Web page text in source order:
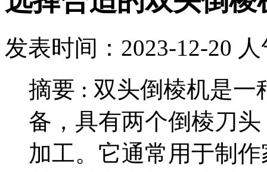
发表时间：2023-12-20
摘要 : 双头倒棱机是一
备，具有两个倒棱刀
加工。它通常用于制